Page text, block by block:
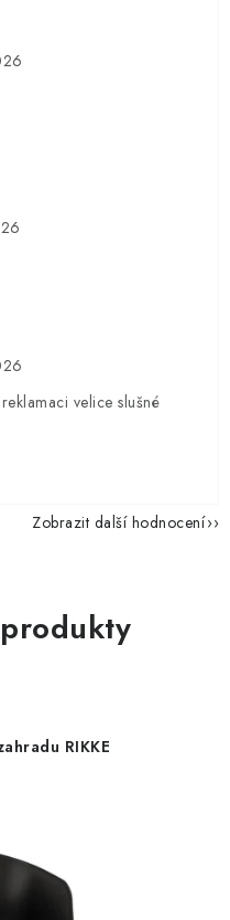
velice slušné
Zobrazit další hodnocení
RIKKE